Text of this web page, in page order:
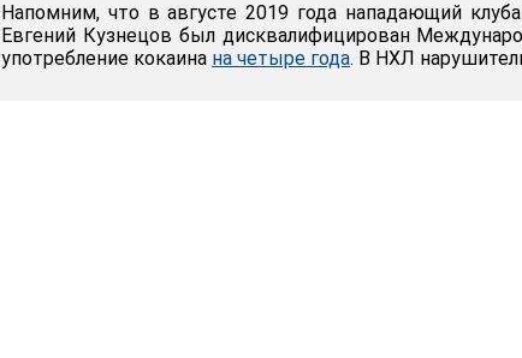
Напомним, что в августе 2019 года нападающий
Евгений Кузнецов был дисквалифицирован
употребление кокаина на четыре года. В НХЛ